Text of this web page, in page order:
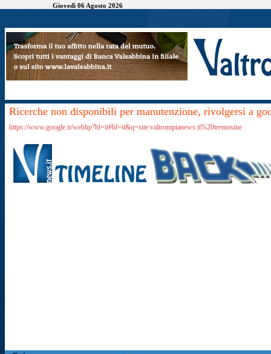
Giovedì 06 Agosto 2026
Ricerche non disponibili per manutenzione, rivolgersi a
https://www.google.it/webhp?hl=it#hl=it&q=site:valtrompianews.it%20tremosine